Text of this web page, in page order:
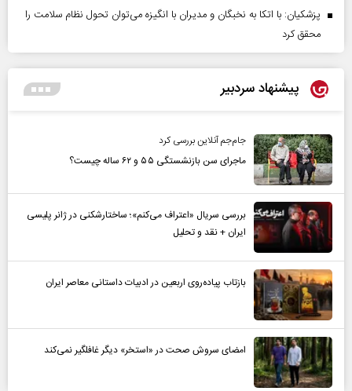
پزشکیان: با اتکا به نخبگان و مدیران با انگیزه می‌توان تحول نظام سلامت را
محقق کرد
پیشنهاد سردبیر
جام‌جم آنلاین بررسی کرد
ماجرای سن بازنشستگی ۵۵ و ۶۲ ساله چیست؟
بررسی سریال «اعتراف می‌کنم»؛ ساختارشکنی در ژانر پلیسی
ایران + نقد و تحلیل
بازتاب پیاده‌روی اربعین در ادبیات داستانی معاصر ایران
امضای سروش صحت در «استخر» دیگر غافلگیر نمی‌کند